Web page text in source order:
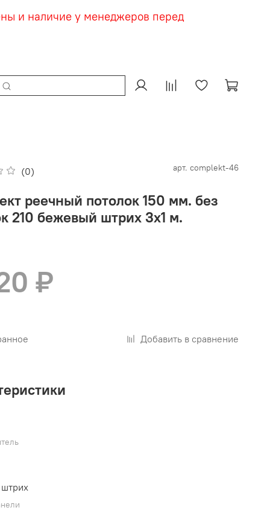
и наличие у менеджеров перед
(0) арт. complekt-46
реечный потолок 150 мм. без
210 бежевый штрих 3х1 м.
₽
Добавить в сравнение